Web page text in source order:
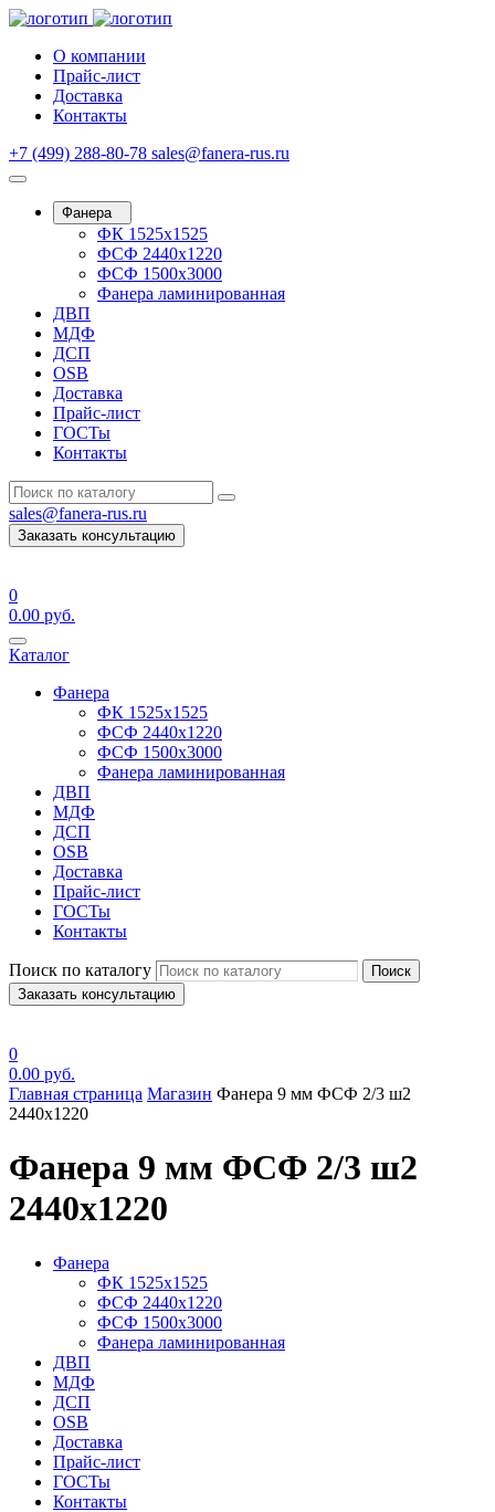
О компании
Прайс-лист
Доставка
Контакты
+7 (499) 288-80-78 sales@fanera-rus.ru
Фанера
ФК 1525х1525
ФСФ 2440х1220
ФСФ 1500х3000
Фанера ламинированная
ДВП
МДФ
ДСП
OSB
Доставка
Прайс-лист
ГОСТы
Контакты
sales@fanera-rus.ru
Заказать консультацию
0
0.00 руб.
Каталог
Фанера
ФК 1525х1525
ФСФ 2440х1220
ФСФ 1500х3000
Фанера ламинированная
ДВП
МДФ
ДСП
OSB
Доставка
Прайс-лист
ГОСТы
Контакты
Поиск по каталогу
Поиск
Заказать консультацию
0
0.00 руб.
Главная страница Магазин Фанера 9 мм ФСФ 2/3 ш2
2440х1220
Фанера 9 мм ФСФ 2/3 ш2
2440х1220
Фанера
ФК 1525х1525
ФСФ 2440х1220
ФСФ 1500х3000
Фанера ламинированная
ДВП
МДФ
ДСП
OSB
Доставка
Прайс-лист
ГОСТы
Контакты